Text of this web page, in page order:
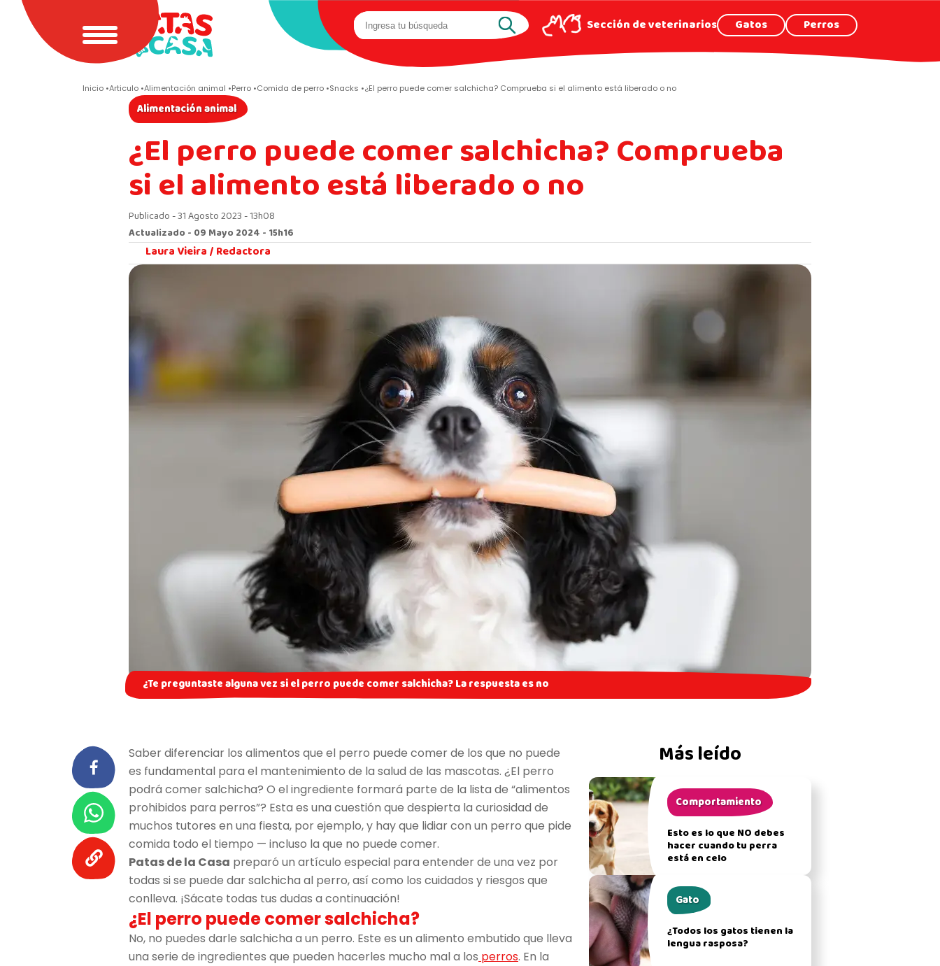
Sección de veterinarios Gatos Perros
Inicio Articulo Alimentación animal Perro Comida de perro Snacks ¿El perro puede comer salchicha? Comprueba si el alimento está liberado o no
Alimentación animal
¿El perro puede comer salchicha? Comprueba
si el alimento está liberado o no
Publicado - 31 Agosto 2023 - 13h08
Actualizado - 09 Mayo 2024 - 15h16
Laura Vieira /Redactora
¿Te preguntaste alguna vez si el perro puede comer salchicha? La respuesta es no
Saber diferenciar los alimentos que el perro puede comer de los que no puede
es fundamental para el mantenimiento de la salud de las mascotas. ¿El perro
podrá comer salchicha? O el ingrediente formará parte de la lista de “alimentos
prohibidos para perros”? Esta es una cuestión que despierta la curiosidad de
muchos tutores en una fiesta, por ejemplo, y hay que lidiar con un perro que pide
comida todo el tiempo — incluso la que no puede comer.
Patas de la Casa preparó un artículo especial para entender de una vez por
todas si se puede dar salchicha al perro, así como los cuidados y riesgos que
conlleva. ¡Sácate todas tus dudas a continuación!
¿El perro puede comer salchicha?
No, no puedes darle salchicha a un perro. Este es un alimento embutido que lleva
una serie de ingredientes que pueden hacerles mucho mal a los perros. En la
Más leído
Comportamiento
Esto es lo que NO debes
hacer cuando tu perra
está en celo
Gato
¿Todos los gatos tienen la
lengua rasposa?